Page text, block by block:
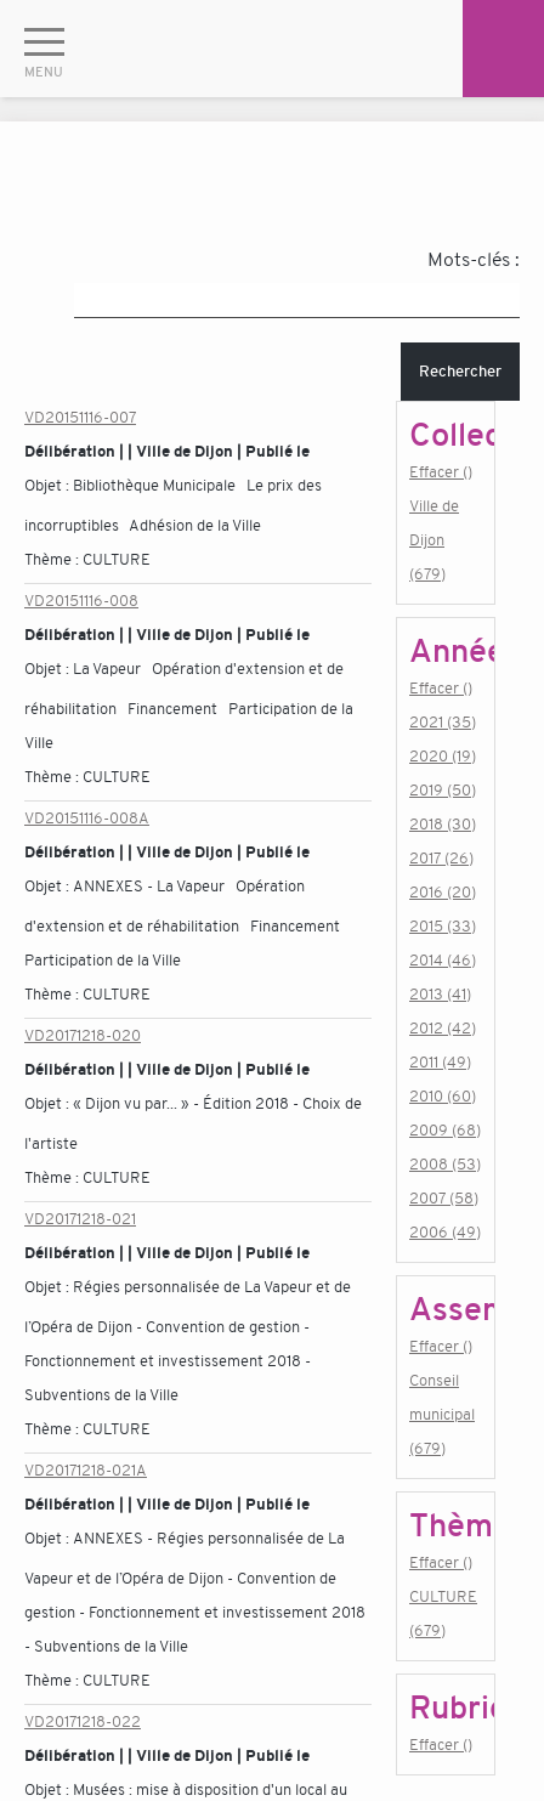
Mots-clés :
Rechercher
VD20151116-007
Délibération | | Ville de Dijon | Publié le
Objet : Bibliothèque Municipale Le prix des
incorruptibles Adhésion de la Ville
Thème : CULTURE
VD20151116-008
Délibération | | Ville de Dijon | Publié le
Objet : La Vapeur Opération d'extension et de
réhabilitation Financement Participation de la
Ville
Thème : CULTURE
VD20151116-008A
Délibération | | Ville de Dijon | Publié le
Objet : ANNEXES - La Vapeur Opération
d'extension et de réhabilitation Financement
Participation de la Ville
Thème : CULTURE
VD20171218-020
Délibération | | Ville de Dijon | Publié le
Objet :« Dijon vu par... » - Édition 2018 - Choix de
l'artiste
Thème : CULTURE
VD20171218-021
Délibération | | Ville de Dijon | Publié le
Objet : Régies personnalisée de La Vapeur et de
l’Opéra de Dijon - Convention de gestion -
Fonctionnement et investissement 2018 -
Subventions de la Ville
Thème : CULTURE
VD20171218-021A
Délibération | | Ville de Dijon | Publié le
Objet : ANNEXES - Régies personnalisée de La
Vapeur et de l’Opéra de Dijon - Convention de
gestion - Fonctionnement et investissement 2018
- Subventions de la Ville
Thème : CULTURE
VD20171218-022
Délibération | | Ville de Dijon | Publié le
Objet : Musées : mise à disposition d'un local au
Effacer ()
Ville de
Dijon
(679)
Année
Effacer ()
2021 (35)
2020 (19)
2019 (50)
2018 (30)
2017 (26)
2016 (20)
2015 (33)
2014 (46)
2013 (41)
2012 (42)
2011 (49)
2010 (60)
2009 (68)
2008 (53)
2007 (58)
2006 (49)
Effacer ()
Conseil
municipal
(679)
Thème
Effacer ()
CULTURE
(679)
Rubrique
Effacer ()